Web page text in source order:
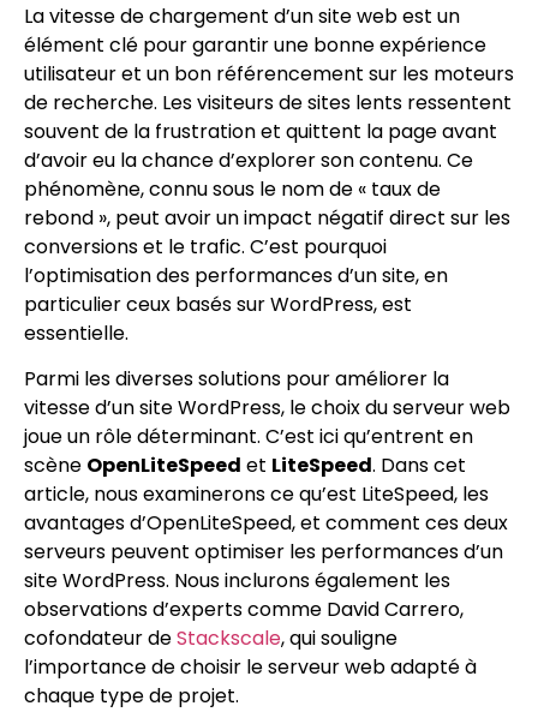
La vitesse de chargement d’un site web est un
élément clé pour garantir une bonne expérience
utilisateur et un bon référencement sur les moteurs
de recherche. Les visiteurs de sites lents ressentent
souvent de la frustration et quittent la page avant
d’avoir eu la chance d’explorer son contenu. Ce
phénomène, connu sous le nom de « taux de
rebond », peut avoir un impact négatif direct sur les
conversions et le trafic. C’est pourquoi
l’optimisation des performances d’un site, en
particulier ceux basés sur WordPress, est
essentielle.
Parmi les diverses solutions pour améliorer la
vitesse d’un site WordPress, le choix du serveur web
joue un rôle déterminant. C’est ici qu’entrent en
scène OpenLiteSpeed et LiteSpeed. Dans cet
article, nous examinerons ce qu’est LiteSpeed, les
avantages d’OpenLiteSpeed, et comment ces deux
serveurs peuvent optimiser les performances d’un
site WordPress. Nous inclurons également les
observations d’experts comme David Carrero,
cofondateur deStackscale, qui souligne
l’importance de choisir le serveur web adapté à
chaque type de projet.